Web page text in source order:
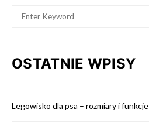
OSTATNIE WPISY
Legowisko dla psa – rozmiary i funkcje